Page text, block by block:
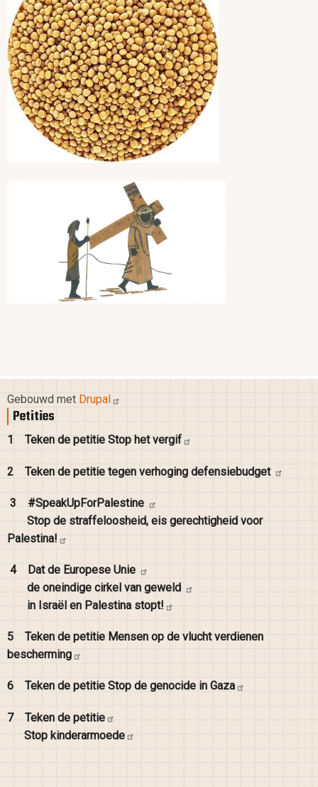
Mosterdzaadjes
Deze reeks met hertalingen wil kinderen helpen om zelf bijbelse
verhalen te lezen en erover na tedenken.
Dat kan ook samen met hun ouders, grootouders, peter of meter,
vriendjes...
vluchtelingen
Gebedspodcast ‘Bidden Onderweg’ maakte i.s.m. JRS een podcast-
kruisweg waarin de ervaringen van vluchtelingen naast Jezus’ lijden
wordengeplaatst.
Gebouwd met Drupal
Petities
1 Teken de petitie Stop hetvergif
2 Teken de petitie tegen verhoging defensiebudget
3
#SpeakUpForPalestine
Stop de straffeloosheid, eis gerechtigheid voor
Palestina!
4 Dat de Europese Unie
de oneindige cirkel van geweld
in Israël en Palestina stopt!
5 Teken de petitie Mensen op de vlucht verdienen
bescherming
6 Teken de petitie Stop de genocide in Gaza
7 Teken de petitie
Stop kinderarmoede